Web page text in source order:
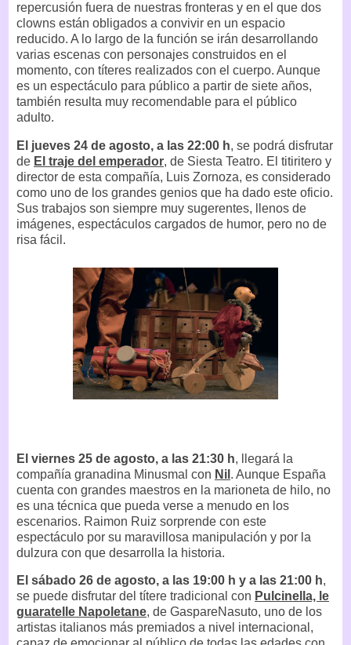
repercusión fuera de nuestras fronteras y en el que dos
clowns están obligados a convivir en un espacio
reducido. A lo largo de la función se irán desarrollando
varias escenas con personajes construidos en el
momento, con títeres realizados con el cuerpo. Aunque
es un espectáculo para público a partir de siete años,
también resulta muy recomendable para el público
adulto.
El jueves 24 de agosto, a las 22:00 h, se podrá disfrutar
de El traje del emperador, de Siesta Teatro. El titiritero y
director de esta compañía, Luis Zornoza, es considerado
como uno de los grandes genios que ha dado este oficio.
Sus trabajos son siempre muy sugerentes, llenos de
imágenes, espectáculos cargados de humor, pero no de
risa fácil.
El viernes 25 de agosto, a las 21:30 h, llegará la
compañía granadina Minusmal con Nil . Aunque España
cuenta con grandes maestros en la marioneta de hilo, no
es una técnica que pueda verse a menudo en los
escenarios. Raimon Ruiz sorprende con este
espectáculo por su maravillosa manipulación y por la
dulzura con que desarrolla la historia.
El sábado 26 de agosto, a las 19:00 h y a las 21:00 h,
se puede disfrutar del títere tradicional con Pulcinella, le
guaratelle Napoletane, de GaspareNasuto, uno de los
artistas italianos más premiados a nivel internacional,